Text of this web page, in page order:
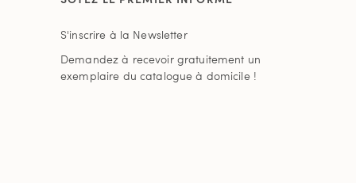
S'inscrire à la Newsletter
Demandez à recevoir gratuitement un
exemplaire du catalogue à domicile !